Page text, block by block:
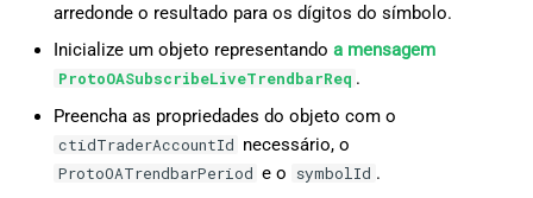
arredonde o resultado para os dígitos do símbolo.
Inicialize um objeto representando a mensagem
ProtoOASubscribeLiveTrendbarReq .
Preencha as propriedades do objeto com o
ctidTraderAccountId necessário, o
ProtoOATrendbarPeriod e o symbolId .